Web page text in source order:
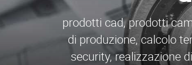
prodotti cad, prodotti
di produzione, calcolo
security, realizzazione